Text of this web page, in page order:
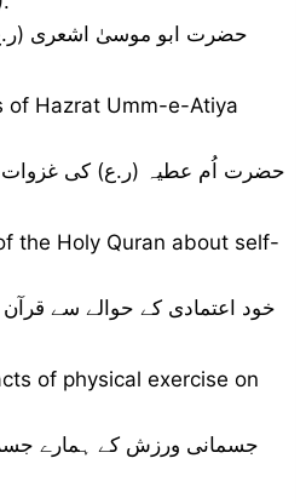
حضرت ابو موسیٰ اشعری (ر.ع)
of Hazrat Umm-e-Atiya
حضرت اُم عطیہ (ر.ع) کی غزوات
the Holy Quran about self-
خود اعتمادی کے حوالے سے
of physical exercise on
جسمانی ورزش کے ہمارے جسم